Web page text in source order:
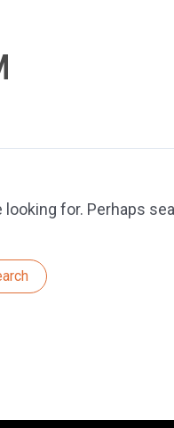
looking for. Perhaps